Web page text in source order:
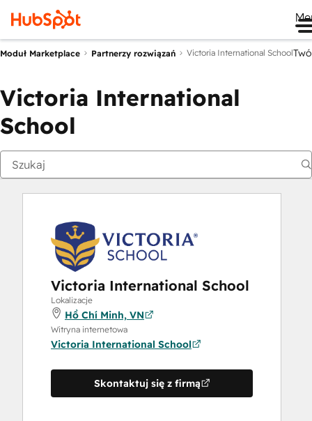
Moduł Marketplace Partnerzy rozwiązań Victoria International School
Victoria International
School
Victoria International School
Lokalizacje
Hồ Chí Minh, VN
Witryna internetowa
Victoria International School
Skontaktuj się z firmą